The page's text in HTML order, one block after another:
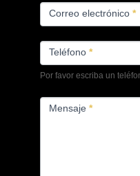
Correo electrónico*
Teléfono*
Por favor escriba un
Mensaje*